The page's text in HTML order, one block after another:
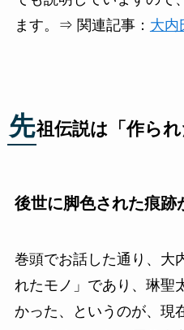
ます。⇒ 関連記事： 大内
先祖伝説は「作ら
後世に脚色された痕跡
巻頭でお話した通り、大
れたモノ」であり、琳聖
かった、というのが、現